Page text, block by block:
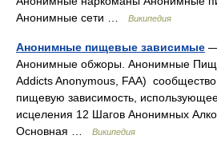
Анонимные сети …
Википедия
Анонимные пищевые зависимые —
Анонимные обжоры. Анонимные
Addicts Anonymous, FAA)
пищевую зависимость,
исцеления 12 Шагов Анонимных
Основная …
Википедия